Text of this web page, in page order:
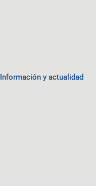
y actualidad